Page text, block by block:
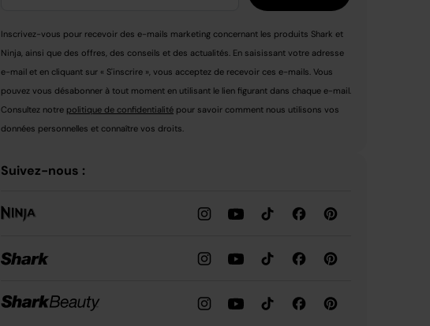
Inscrivez-vous pour recevoir des e-mails marketing concernant les produits Shark et
Ninja, ainsi que des offres, des conseils et des actualités. En saisissant votre adresse
e-mail et en cliquant sur « S'inscrire », vous acceptez de recevoir ces e-mails. Vous
pouvez vous désabonner à tout moment en utilisant le lien figurant dans chaque e-mail.
Consultez notre politique de confidentialité pour savoir comment nous utilisons vos
données personnelles et connaître vos droits.
Suivez-nous :